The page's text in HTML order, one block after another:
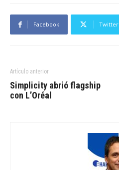
Facebook Twitter
Artículo anterior
Simplicity abrió flagship
con L’Oréal